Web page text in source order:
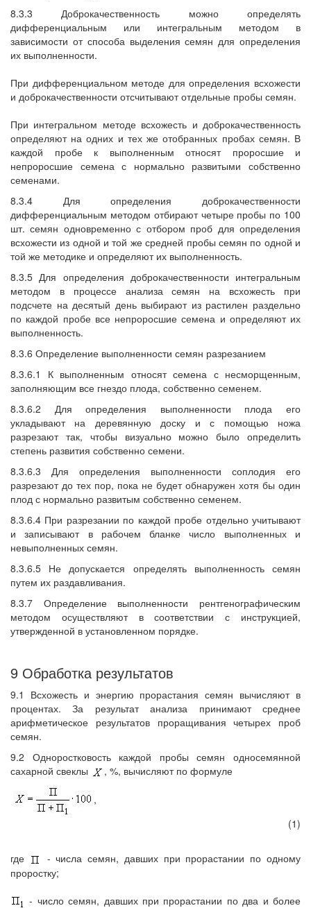
8.3.3 Доброкачественность можно определять
дифференциальным или интегральным методом в
зависимости от способа выделения семян для определения
их выполненности.
При дифференциальном методе для определения всхожести
и доброкачественности отсчитывают отдельные пробы семян.
При интегральном методе всхожесть и доброкачественность
определяют на одних и тех же отобранных пробах семян. В
каждой пробе к выполненным относят проросшие и
непроросшие семена с нормально развитыми собственно
семенами.
8.3.4 Для определения доброкачественности
дифференциальным методом отбирают четыре пробы по 100
шт. семян одновременно с отбором проб для определения
всхожести из одной и той же средней пробы семян по одной и
той же методике и определяют их выполненность.
8.3.5 Для определения доброкачественности интегральным
методом в процессе анализа семян на всхожесть при
подсчете на десятый день выбирают из растилен раздельно
по каждой пробе все непроросшие семена и определяют их
выполненность.
8.3.6 Определение выполненности семян разрезанием
8.3.6.1 К выполненным относят семена с несморщенным,
заполняющим все гнездо плода, собственно семенем.
8.3.6.2 Для определения выполненности плода его
укладывают на деревянную доску и с помощью ножа
разрезают так, чтобы визуально можно было определить
степень развития собственно семени.
8.3.6.3 Для определения выполненности соплодия его
разрезают до тех пор, пока не будет обнаружен хотя бы один
плод с нормально развитым собственно семенем.
8.3.6.4 При разрезании по каждой пробе отдельно учитывают
и записывают в рабочем бланке число выполненных и
невыполненных семян.
8.3.6.5 Не допускается определять выполненность семян
путем их раздавливания.
8.3.7 Определение выполненности рентгенографическим
методом осуществляют в соответствии с инструкцией,
утвержденной в установленном порядке.
9 Обработка результатов
9.1 Всхожесть и энергию прорастания семян вычисляют в
процентах. За результат анализа принимают среднее
арифметическое результатов проращивания четырех проб
семян.
9.2 Одноростковость каждой пробы семян односемянной
сахарной свеклы
, %, вычисляют по формуле
,
(1)
где
- числа семян, давших при прорастании по одному
проростку;
- число семян, давших при прорастании по два и более